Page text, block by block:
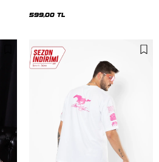
599,00 TL